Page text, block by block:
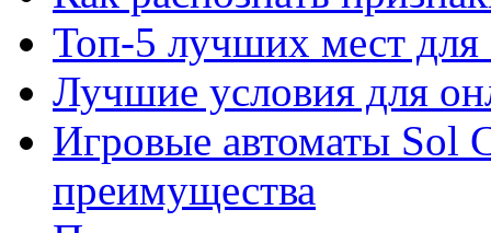
Топ-5 лучших мест для
Лучшие условия для
Игровые автоматы Sol
преимущества